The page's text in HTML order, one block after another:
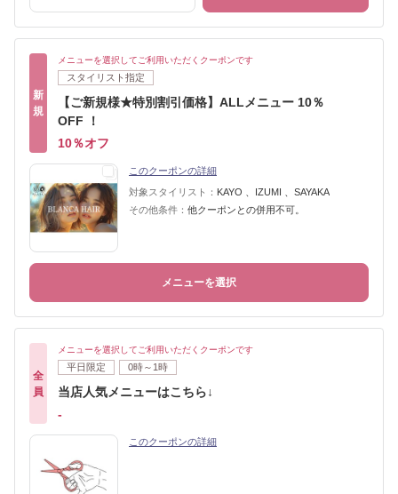
新
規
メニューを選択してご利用いただくクーポンです
スタイリスト指定
【ご新規様★特別割引価格】ALLメニュー 10％
OFF ！
10％オフ
このクーポンの詳細
対象スタイリスト： KAYO 、IZUMI 、SAYAKA
その他条件： 他クーポンとの併用不可。
メニューを選択
全
員
メニューを選択してご利用いただくクーポンです
平日限定 0時～1時
当店人気メニューはこちら↓
-
このクーポンの詳細